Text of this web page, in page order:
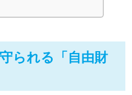
られる「自由財